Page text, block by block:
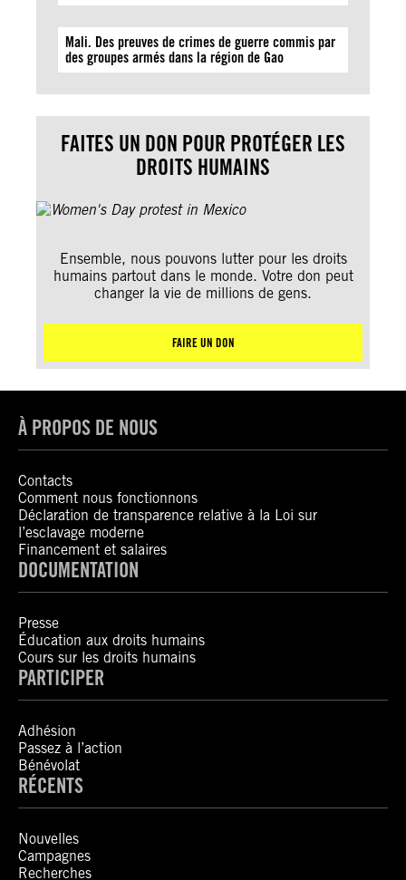
Mali. Des preuves de crimes de guerre commis par
des groupes armés dans la région de Gao
FAITES UN DON POUR PROTÉGER LES
DROITS HUMAINS
Ensemble, nous pouvons lutter pour les droits
humains partout dans le monde. Votre don peut
changer la vie de millions de gens.
FAIRE UN DON
À PROPOS DE NOUS
Contacts
Comment nous fonctionnons
Déclaration de transparence relative à la Loi sur
l’esclavage moderne
Financement et salaires
DOCUMENTATION
Presse
Éducation aux droits humains
Cours sur les droits humains
PARTICIPER
Adhésion
Passez à l’action
Bénévolat
RÉCENTS
Nouvelles
Campagnes
Recherches